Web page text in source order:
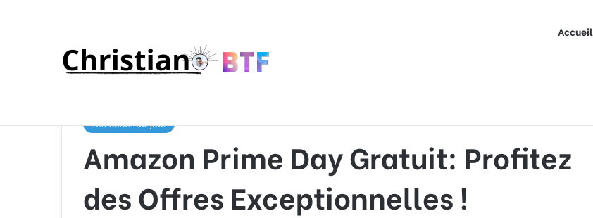
Accueil
Les actus du jour
Amazon Prime Day Gratuit: Profitez
des Offres Exceptionnelles !